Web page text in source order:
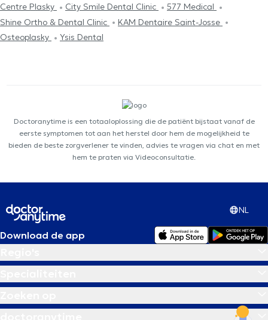
Centre Plasky
City Smile Dental Clinic
577 Medical
Shine Ortho & Dental Clinic
KAM Dentaire Saint-Josse
Osteoplasky
Ysis Dental
Doctoranytime is een totaaloplossing die de patiënt bijstaat vanaf de
eerste symptomen tot aan het herstel door hem de mogelijkheid te
bieden de beste zorgverlener te vinden, advies te vragen via chat en met
hem te praten via Videoconsultatie.
NL
Download de app